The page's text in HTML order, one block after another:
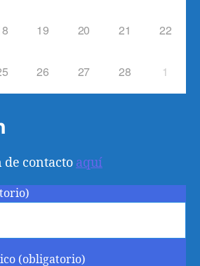
19 20 21 22
26 27 28 1
contacto aquí
(obligatorio)